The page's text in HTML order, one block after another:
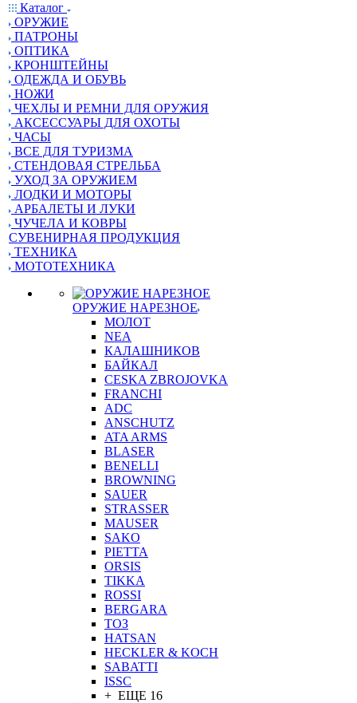
Каталог
ОРУЖИЕ
ПАТРОНЫ
ОПТИКА
КРОНШТЕЙНЫ
ОДЕЖДА И ОБУВЬ
НОЖИ
ЧЕХЛЫ И РЕМНИ ДЛЯ ОРУЖИЯ
АКСЕССУАРЫ ДЛЯ ОХОТЫ
ЧАСЫ
ВСЕ ДЛЯ ТУРИЗМА
СТЕНДОВАЯ СТРЕЛЬБА
УХОД ЗА ОРУЖИЕМ
ЛОДКИ И МОТОРЫ
АРБАЛЕТЫ И ЛУКИ
ЧУЧЕЛА И КОВРЫ
СУВЕНИРНАЯ ПРОДУКЦИЯ
ТЕХНИКА
МОТОТЕХНИКА
ОРУЖИЕ НАРЕЗНОЕ
МОЛОТ
NEA
КАЛАШНИКОВ
БАЙКАЛ
CESKA ZBROJOVKA
FRANCHI
ADC
ANSCHUTZ
ATA ARMS
BLASER
BENELLI
BROWNING
SAUER
STRASSER
MAUSER
SAKO
PIETTA
ORSIS
TIKKA
ROSSI
BERGARA
ТОЗ
HATSAN
HECKLER & KOCH
SABATTI
ISSC
+ ЕЩЕ 16